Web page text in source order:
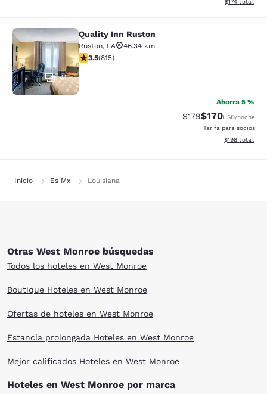
$174 total
Quality Inn Ruston
41
Quality Inn Ruston
Ruston, LA
46.34 km
calificación de 3.52 estrellas. Bueno. 815 reseñas
3.5(815)
Ahorra 5 %
Precio tachado:
$179Precio con
$170USD/noche
Tarifa para socios
Ver detalles
$198 total
Inicio Es Mx Louisiana
Otras West Monroe búsquedas
Todos los hoteles en West Monroe
Boutique Hoteles en West Monroe
Ofertas de hoteles en West Monroe
Estancia prolongada Hoteles en West Monroe
Mejor calificados Hoteles en West Monroe
Hoteles en West Monroe por marca